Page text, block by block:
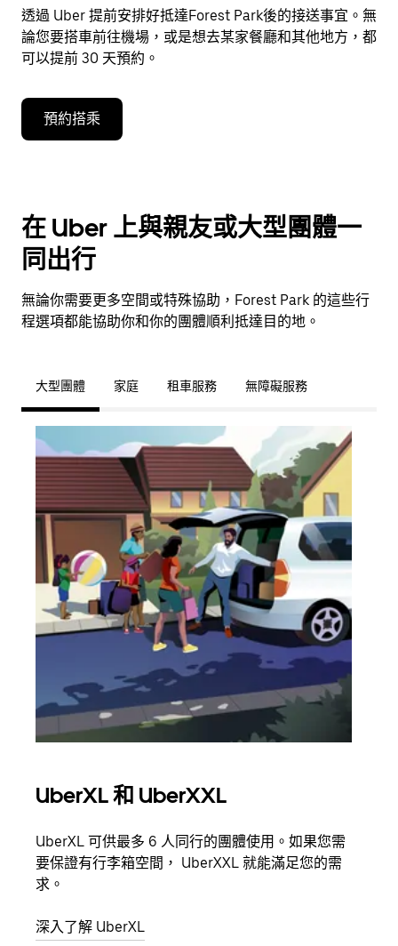
透過 Uber 提前安排好抵達Forest Park後的接送事宜。無
論您要搭車前往機場，或是想去某家餐廳和其他地方，都
可以提前 30 天預約。
預約搭乘
在 Uber 上與親友或大型團體一
同出行
無論你需要更多空間或特殊協助，Forest Park 的這些行
程選項都能協助你和你的團體順利抵達目的地。
大型團體 家庭 租車服務 無障礙服務
UberXL 和 UberXXL
UberXL 可供最多 6 人同行的團體使用。如果您需
要保證有行李箱空間， UberXXL 就能滿足您的需
求。
深入了解 UberXL